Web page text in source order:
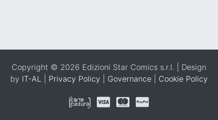
Copyright © 2026 Edizioni Star Comics s.r.l. | Design
by IT-AL Privacy Policy Governance Cookie Policy